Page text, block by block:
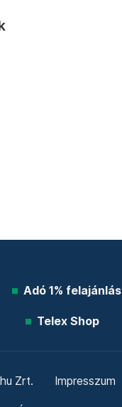
Adó 1% felajánlás
Telex Shop
Zrt. Impresszum